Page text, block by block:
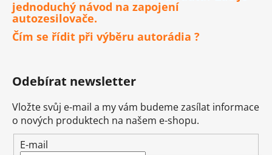
jednoduchý návod na zapojení
autozesilovače.
Čím se řídit při výběru autorádia ?
Odebírat newsletter
Vložte svůj e-mail a my vám budeme zasílat informace
o nových produktech na našem e-shopu.
E-mail